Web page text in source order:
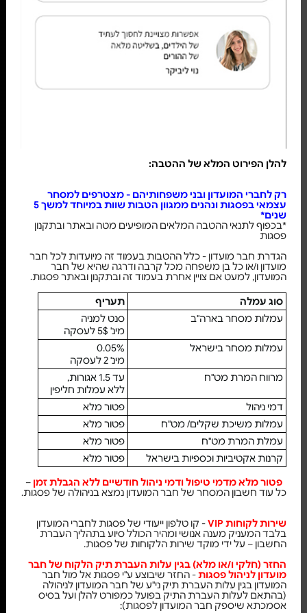
להלן הפירוט המלא של ההטבה:
רק לחברי המועדון ובני משפחותיהם - מצטרפים למסחר
עצמאי בפסגות ונהנים ממגוון הטבות שוות במיוחד למשך 5
שנים*
*בכפוף לתנאי ההטבה המלאים המופיעים מטה ובאתר ובתקנון
פסגות
הגדרת חבר מועדון - כלל ההטבות בעמוד זה מיועדות לכל חבר
מועדון ו/או כל בן משפחה מכל קרבה ודרגה שהיא של חבר
המועדון, למעט אם צויין אחרת בעמוד זה ובתקנון ובאתר פסגות.
סוג עמלה
תעריף
עמלות מסחר בארה"ב
סנט למניה
מינ' 5$ לעסקה
עמלות מסחר בישראל
0.05%
מינ' 2 לעסקה
מרווח המרת מט"ח
עד 1.5 אגורות,
ללא עמלות חליפין
דמי ניהול
פטור מלא
עמלות משיכת שקלים/ מט"ח
פטור מלא
עמלת המרת מט"ח
פטור מלא
קרנות אקטיביות וכספיות בישראל
פטור מלא
פטור מלא מדמי טיפול ודמי ניהול חודשיים ללא הגבלת זמן–
כל עוד חשבון המסחר של חבר המועדון נמצא בניהולה של פסגות.
שירות לקוחות VIP
- קו טלפון ייעודי של פסגות לחברי המועדון
בלבד המעניק מענה אנושי ומהיר הכולל סיוע בתהליך העברת
החשבון – על ידי מוקד שירות הלקוחות של פסגות.
החזר (חלקי ו/או מלא) בגין עלות העברת תיק הלקוח של חבר
מועדון לניהול פסגות- החזר שיבוצע ע"י פסגות אל מול חבר
המועדון בגין עלות העברת תיק ני"ע של חבר המועדון לניהולה
(בהתאם לעלות העברת התיק בפועל כמפורט להלן ועל בסיס
אסמכתא שיספק חבר המועדון לפסגות):